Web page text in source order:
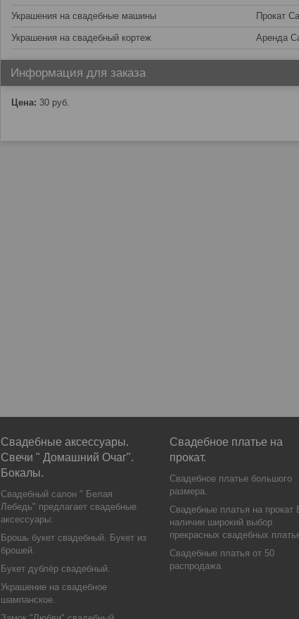
Украшения на свадебные машины Прокат
Украшения на свадебный кортеж Аренда
Информация для заказа
Цена: 30 руб.
Свадебные аксессуары.
Свечи " Домашний Очаг".
Бокалы.
Свадебный салон " Белая
Лебедь" предлагает свадебные
аксессуары:
Брошь букет свадебный. Букет из
брошей.
Букет дублёр свадебный.
Украшение на свадебное
шампанское.
Свадебное платье на
прокат.
Свадебное платье большого
размера.
Свадебные платья на прокат
наличии широкий выбор
прекрасных свадебных
Свадебные платья от 50
распродажа